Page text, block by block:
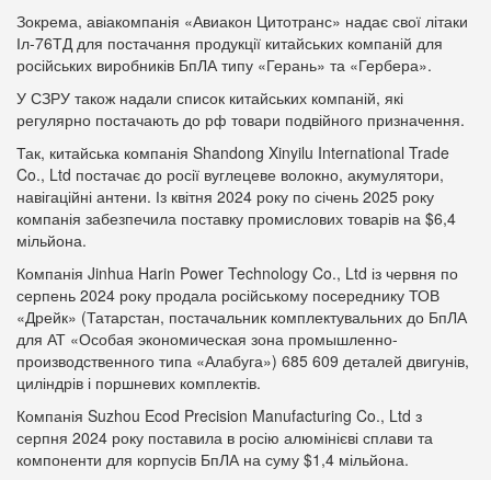
Зокрема, авіакомпанія «Авиакон Цитотранс» надає свої літаки
Іл-76ТД для постачання продукції китайських компаній для
російських виробників БпЛА типу «Герань» та «Гербера».
У СЗРУ також надали список китайських компаній, які
регулярно постачають до рф товари подвійного призначення.
Так, китайська компанія Shandong Xinyilu International Trade
Co., Ltd постачає до росії вуглецеве волокно, акумулятори,
навігаційні антени. Із квітня 2024 року по січень 2025 року
компанія забезпечила поставку промислових товарів на $6,4
мільйона.
Компанія Jinhua Harin Power Technology Co., Ltd із червня по
серпень 2024 року продала російському посереднику ТОВ
«Дрейк» (Татарстан, постачальник комплектувальних до БпЛА
для АТ «Особая экономическая зона промышленно-
производственного типа «Алабуга») 685 609 деталей двигунів,
циліндрів і поршневих комплектів.
Компанія Suzhou Ecod Precision Manufacturing Co., Ltd з
серпня 2024 року поставила в росію алюмінієві сплави та
компоненти для корпусів БпЛА на суму $1,4 мільйона.